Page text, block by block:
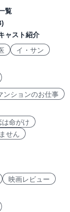
覧
ャスト紹介
イ・サン
ンションのお仕事
は命がけ
せん
映画レビュー